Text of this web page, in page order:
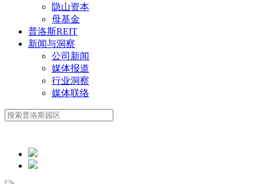
隐山资本
母基金
普洛斯REIT
新闻与洞察
公司新闻
媒体报道
行业洞察
媒体联络